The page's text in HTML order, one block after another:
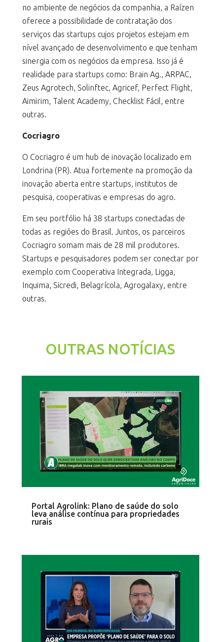
no ambiente de negócios da companhia, a Raízen
oferece a possibilidade de contratação dos
serviços das startups cujos projetos estejam em
nível avançado de desenvolvimento e que tenham
sinergia com os negócios da empresa. Isso já é
realidade para startups como: Brain Ag., ARPAC,
Zeus Agrotech, Solinftec, Agricef, Perfect Flight,
Aimirim, Talent Academy, Checklist Fácil, entre
outras.
Cocriagro
O Cocriagro é um hub de inovação localizado em
Londrina (PR). Atua fortemente na promoção da
inovação aberta entre startups, institutos de
pesquisa, cooperativas e empresas do agro.
Em seu portfólio há 38 startups conectadas de
todas as regiões do Brasil. Juntos, os parceiros
Cocriagro somam mais de 28 mil produtores.
Startups e pesquisadores podem ser conectar por
exemplo com Cooperativa Integrada, Ligga,
Inquima, Sicredi, Belagrícola, Agrogalaxy, entre
outras.
OUTRAS NOTÍCIAS
Portal Agrolink: Plano de saúde do solo
leva análise contínua para propriedades
rurais